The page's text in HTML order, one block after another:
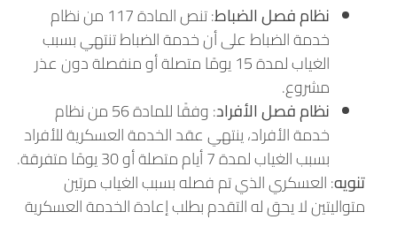
نظام فصل الضباط
: تنص المادة 117 من نظام
خدمة الضباط على أن خدمة الضباط تنتهي بسبب
الغياب لمدة 15 يومًا متصلة أو منفصلة دون عذر
مشروع.
نظام فصل الأفراد
: وفقًا للمادة 56 من نظام
خدمة الأفراد، ينتهي عقد الخدمة العسكرية للأفراد
بسبب الغياب لمدة 7 أيام متصلة أو 30 يومًا متفرقة.
تنويه: العسكري الذي تم فصله بسبب الغياب مرتين
متواليتين لا يحق له التقدم بطلب إعادة الخدمة العسكرية